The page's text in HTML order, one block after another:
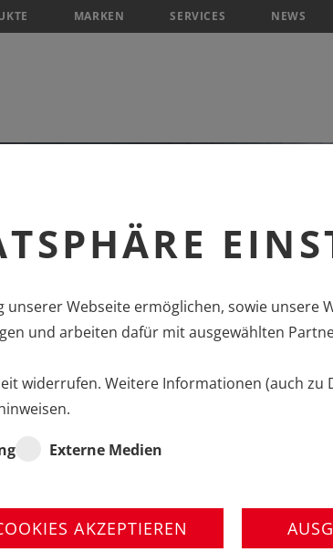
Webseite ermöglichen, sowie
und arbeiten dafür mit ausgewählten
widerrufen. Weitere Informationen (auch
Externe Medien
AKZEPTIEREN
MARKEN SERVICES NEWS